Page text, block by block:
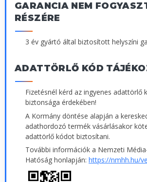
GARANCIA NEM
RÉSZÉRE
3 év gyártó által biztosított helyszíni
ADATTÖRLŐ KÓD
Fizetésnél kérd az ingyenes adattörlő
biztonsága érdekében!
A Kormány döntése alapján a
adathordozó termék vásárlásakor
adattörlő kódot biztosítani.
További információk a Nemzeti
Hatóság honlapján: https://nmhh.hu/